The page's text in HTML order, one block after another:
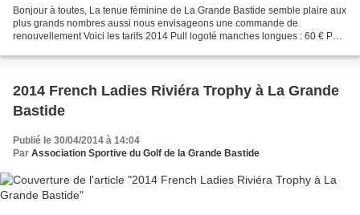
Bonjour à toutes, La tenue féminine de La Grande Bastide semble plaire aux
plus grands nombres aussi nous envisageons une commande de
renouvellement Voici les tarifs 2014 Pull logoté manches longues : 60 € Pull
2014 French Ladies Riviéra Trophy à La Grande
Bastide
Publié le 30/04/2014 à 14:04
Par Association Sportive du Golf de la Grande Bastide